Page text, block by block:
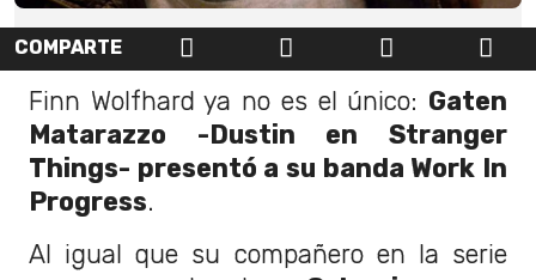
COMPARTE
Finn Wolfhard ya no es el único: Gaten
Matarazzo -Dustin en Stranger
Things- presentó a su banda Work In
Progress.
Al igual que su compañero en la serie